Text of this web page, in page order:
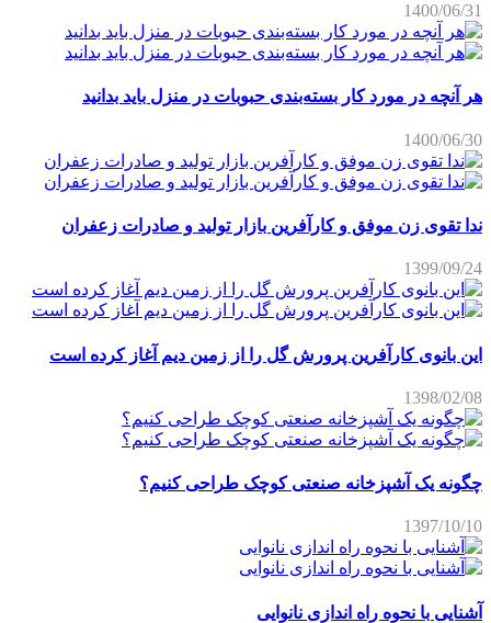
1400/06/31
هر آنچه در مورد کار بسته‌بندی حبوبات در منزل باید بدانید
1400/06/30
ندا تقوی زن موفق و کارآفرین بازار تولید و صادرات زعفران
1399/09/24
این بانوی کارآفرین پرورش گل را از زمین دیم آغاز کرده است
1398/02/08
چگونه یک آشپزخانه صنعتی کوچک طراحی کنیم؟
1397/10/10
آشنایی با نحوه راه اندازی نانوایی